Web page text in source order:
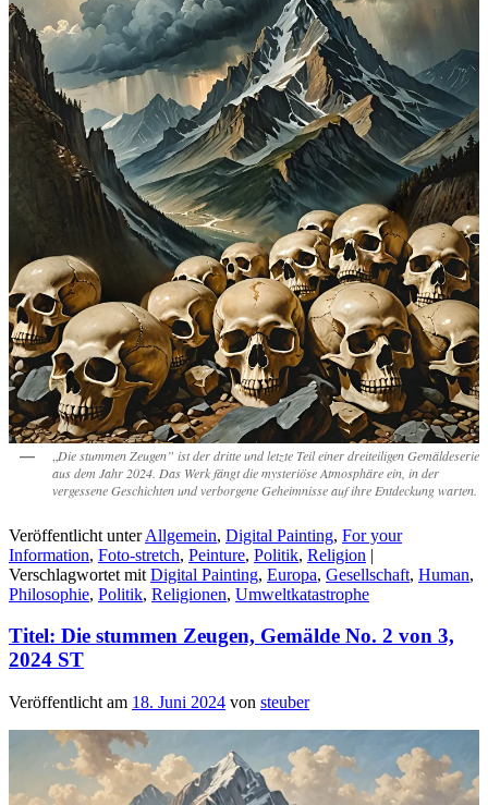
„Die stummen Zeugen” ist der dritte und letzte Teil einer dreiteiligen Gemäldeserie
aus dem Jahr 2024. Das Werk fängt die mysteriöse Atmosphäre ein, in der
vergessene Geschichten und verborgene Geheimnisse auf ihre Entdeckung warten.
Veröffentlicht unter Allgemein, Digital Painting, For your
Information, Foto-stretch, Peinture, Politik, Religion |
Verschlagwortet mit Digital Painting, Europa, Gesellschaft, Human,
Philosophie, Politik, Religionen, Umweltkatastrophe
Titel: Die stummen Zeugen, Gemälde No. 2 von 3,
2024 ST
Veröffentlicht am 18. Juni 2024 von steuber